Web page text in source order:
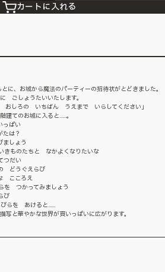
カートに入れる
に、お城から魔法のパーティーの招待状がとどきました。
ごしょうたいいたします。
しろの いちばん うえまで いらしてください」
建てのお城に入ると……。
ぱい
は？
しょう
ものたちと なかよくなりたいな
だい
どうぐえらび
こころえ
つかってみましょう
び
らを あけると……
と華やかな世界が頁いっぱいに広がります。